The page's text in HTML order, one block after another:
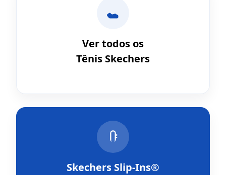
Ver todos os
Tênis Skechers
Skechers Slip-Ins®